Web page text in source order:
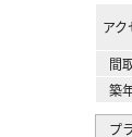
アク
間
築
プ